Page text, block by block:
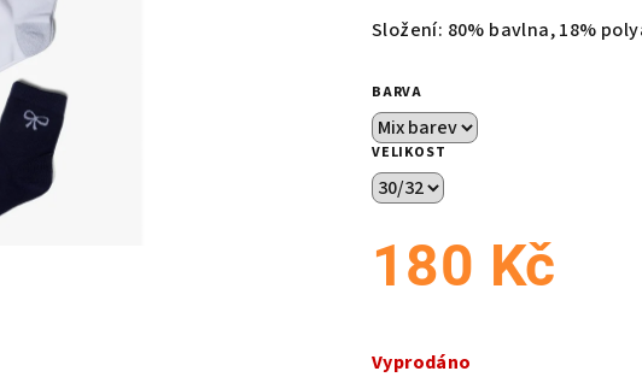
produktu
z
5
hvězdiček.
Složení: 80% bavlna, 18%
BARVA
VELIKOST
180 Kč
cena:
Vyprodáno